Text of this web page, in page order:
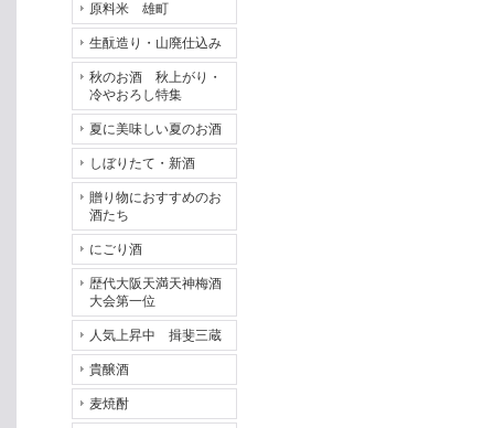
原料米 雄町
生酛造り・山廃仕込み
秋のお酒 秋上がり・
冷やおろし特集
夏に美味しい夏のお酒
しぼりたて・新酒
贈り物におすすめのお
酒たち
にごり酒
歴代大阪天満天神梅酒
大会第一位
人気上昇中 揖斐三蔵
貴醸酒
麦焼酎